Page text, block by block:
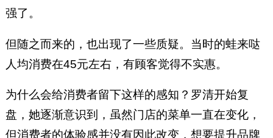
强了。
但随之而来的，也出现了一些质疑。当时的蛙来哒
人均消费在45元左右，有顾客觉得不实惠。
为什么会给消费者留下这样的感知？罗清开始复
盘，她逐渐意识到，虽然门店的菜单一直在变化，
但消费者的体验感并没有因此改变，想要提升品牌